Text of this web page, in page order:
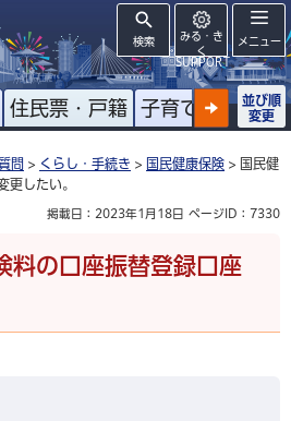
検索
みる・き
く
SUPPORT
メニュー
住民票・戸籍 子育て 高齢者
並び順
変更
問 > くらし・手続き > 国民健康保険 > 国民健
更したい。
掲載日：2023年1月18日 ページID：7330
料の口座振替登録口座